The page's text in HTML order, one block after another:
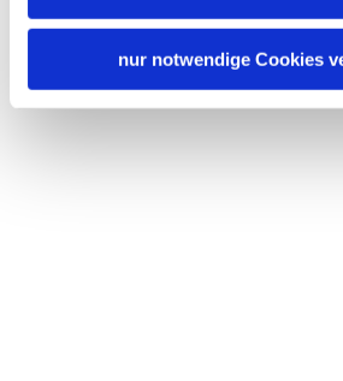
nur notwendige Cookies